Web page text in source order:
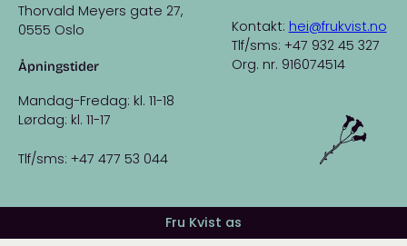
Thorvald Meyers gate 27,
0555 Oslo
Åpningstider
Mandag-Fredag: kl. 11-18
Lørdag: kl. 11-17
Tlf/sms: +47 477 53 044
Kontakt: hei@frukvist.no
Tlf/sms: +47 932 45 327
Org. nr. 916074514
Fru Kvist as